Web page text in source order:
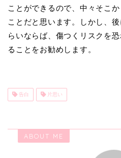
ことができるので、中々そこ
ことだと思います。しかし、
らいならば、傷つくリスクを
ることをお勧めします。
告白 片思い
ABOUT ME